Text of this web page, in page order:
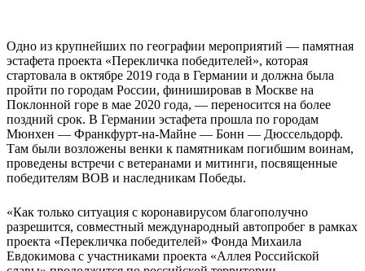
Одно из крупнейших по географии мероприятий — памятная
эстафета проекта «Перекличка победителей», которая
стартовала в октябре 2019 года в Германии и должна была
пройти по городам России, финишировав в Москве на
Поклонной горе в мае 2020 года, — переносится на более
поздний срок. В Германии эстафета прошла по городам
Мюнхен — Франкфурт-на-Майне — Бонн — Дюссельдорф.
Там были возложены венки к памятникам погибшим воинам,
проведены встречи с ветеранами и митинги, посвященные
победителям ВОВ и наследникам Победы.
«Как только ситуация с коронавирусом благополучно
разрешится, совместный международный автопробег в рамках
проекта «Перекличка победителей» Фонда Михаила
Евдокимова с участниками проекта «Аллея Российской